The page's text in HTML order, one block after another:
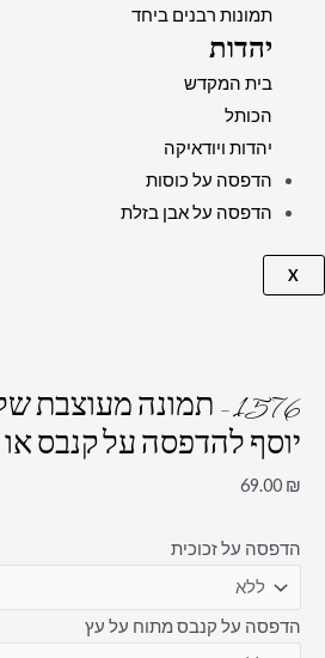
תמונות רבנים ביחד
יהדות
בית המקדש
הכותל
יהדות ויודאיקה
הדפסה על כוסות
הדפסה על אבן בזלת
X
1576 – תמונה
יוסף להדפסה על קנבס
69.00 ₪
הדפסה על זכוכית
הדפסה על קנבס מתוח על עץ